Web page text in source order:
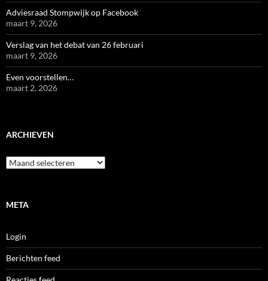
Adviesraad Stompwijk op Facebook
maart 9, 2026
Verslag van het debat van 26 februari
maart 9, 2026
Even voorstellen…
maart 2, 2026
ARCHIEVEN
Archieven
META
Login
Berichten feed